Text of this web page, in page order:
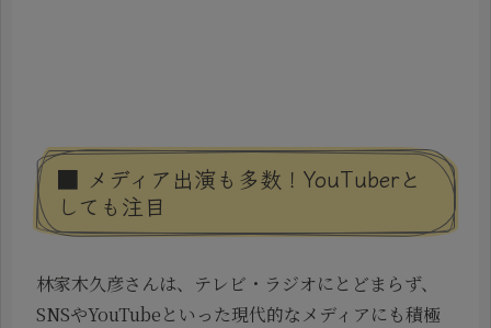
■ メディア出演も多数！YouTuberと
しても注目
林家木久彦さんは、テレビ・ラジオにとどまらず、
SNSやYouTubeといった現代的なメディアにも積極